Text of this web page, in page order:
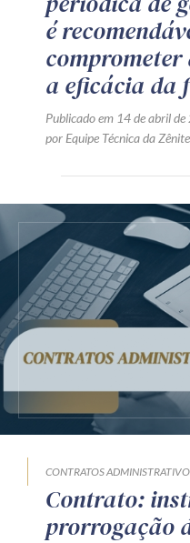
é
a eficácia da
Publicado em 14 de abril
por Equipe Técnica da Zênite
CONTRATOS
Contrato:
prorrogação